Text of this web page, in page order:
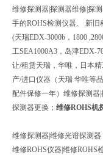
维修探测器|探测器维修|探测
手的ROHS检测仪器、 新旧
(天瑞EDX-3000b ， 1800
工SEA1000A3 ，岛津EDX-
让/租赁天瑞，华唯，日本
产/进口仪器（天瑞 华唯等
配件保修一年） 维修探测器
探测器更换； 维修ROHS机
维修探测器|维修光谱探测器
维修ROHS仪器|维修ROHS